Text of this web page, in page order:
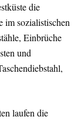
die
im sozialistischen
Einbrüche
und
laufen die